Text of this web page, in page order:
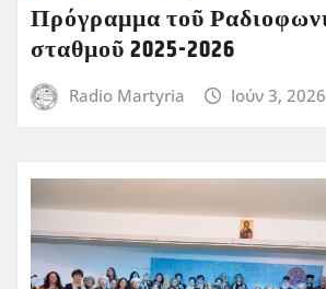
Πρόγραμμα τοῦ
σταθμοῦ 2025-2026
Radio Martyria Ιούν 3, 2026